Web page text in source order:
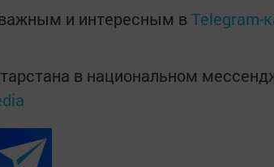
и интересным в Telegram-
в национальном